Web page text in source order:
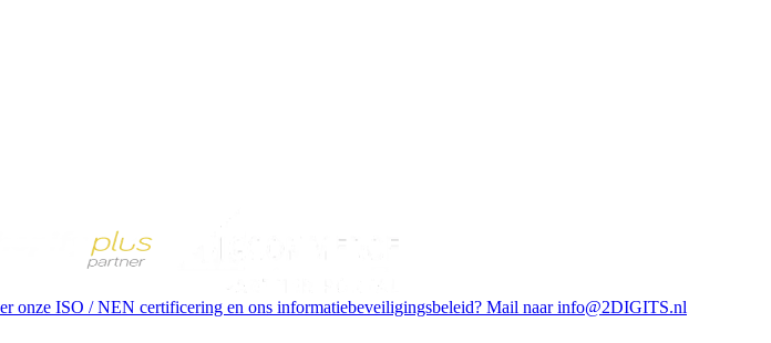
onze ISO / NEN certificering en ons informatiebeveiligingsbeleid? Mail naar info@2DIGITS.nl